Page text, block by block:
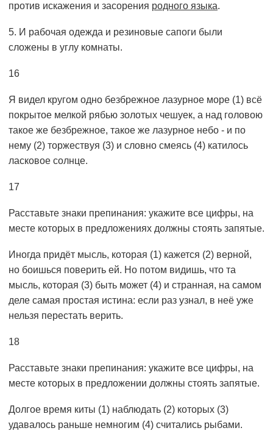
против искажения и засорения родного языка.
5. И рабочая одежда и резиновые сапоги были
сложены в углу комнаты.
16
Я видел кругом одно безбрежное лазурное море (1) всё
покрытое мелкой рябью золотых чешуек, а над головою
такое же безбрежное, такое же лазурное небо - и по
нему (2) торжествуя (3) и словно смеясь (4) катилось
ласковое солнце.
17
Расставьте знаки препинания: укажите все цифры, на
месте которых в предложениях должны стоять запятые.
Иногда придёт мысль, которая (1) кажется (2) верной,
но боишься поверить ей. Но потом видишь, что та
мысль, которая (3) быть может (4) и странная, на самом
деле самая простая истина: если раз узнал, в неё уже
нельзя перестать верить.
18
Расставьте знаки препинания: укажите все цифры, на
месте которых в предложении должны стоять запятые.
Долгое время киты (1) наблюдать (2) которых (3)
удавалось раньше немногим (4) считались рыбами.